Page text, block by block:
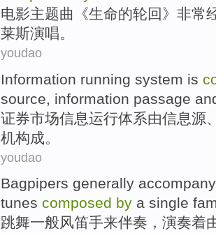
电影主题曲 《生命的轮回 》非常
莱斯演唱。
youdao
Information running system is
source
information passage
证券市场信息运行体系由信息源
机构成 。
youdao
Bagpipers generally
tunes composed by a single
跳舞一般风笛手来伴奏 ， 演奏着